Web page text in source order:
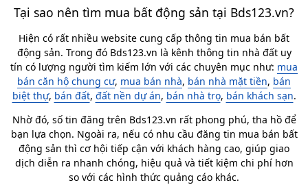
Tại sao nên tìm mua bất động sản tại Bds123.vn?
Hiện có rất nhiều website cung cấp thông tin mua bán bất
động sản. Trong đó Bds123.vn là kênh thông tin nhà đất uy
tín có lượng người tìm kiếm lớn với các chuyên mục như: mua
bán căn hộ chung cư, mua bán nhà, bán nhà mặt tiền, bán
biệt thự, bán đất, đất nền dự án, bán nhà trọ, bán khách sạn.
Nhờ đó, số tin đăng trên Bds123.vn rất phong phú, tha hồ để
bạn lựa chọn. Ngoài ra, nếu có nhu cầu đăng tin mua bán bất
động sản thì cơ hội tiếp cận với khách hàng cao, giúp giao
dịch diễn ra nhanh chóng, hiệu quả và tiết kiệm chi phí hơn
so với các hình thức quảng cáo khác.